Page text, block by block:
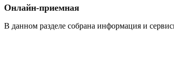
Онлайн-приемная
В данном разделе собрана информация и